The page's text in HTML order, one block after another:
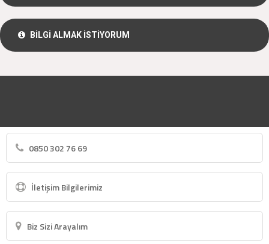
BİLGİ ALMAK İSTİYORUM
0850 302 76 69
İletişim Bilgilerimiz
Biz Sizi Arayalım